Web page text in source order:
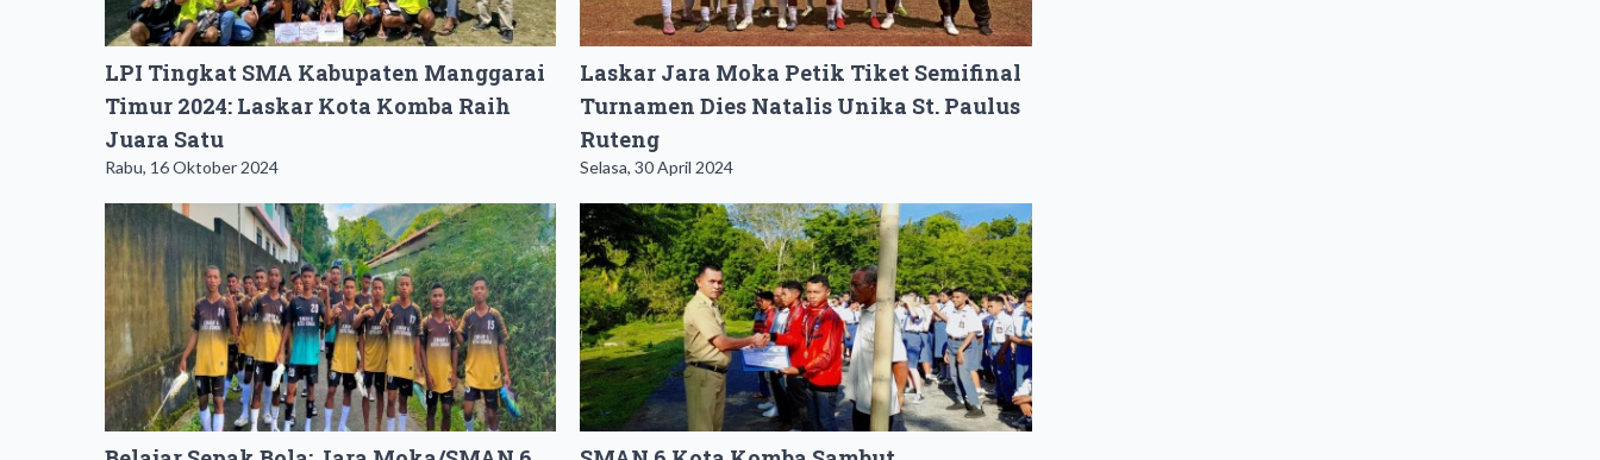
LPI Tingkat SMA Kabupaten Manggarai
Timur 2024: Laskar Kota Komba Raih
Juara Satu
Rabu, 16 Oktober 2024
Laskar Jara Moka Petik Tiket Semifinal
Turnamen Dies Natalis Unika St. Paulus
Ruteng
Selasa, 30 April 2024